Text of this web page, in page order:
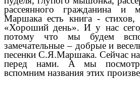
рассеянного гражданина и
Маршака есть книга - стихов,
«Хороший день». И у нас
потому что мы будем
замечательные – добрые и
песенки С.Я.Маршака. Сейчас
перед нами. А мы
вспомним названия этих